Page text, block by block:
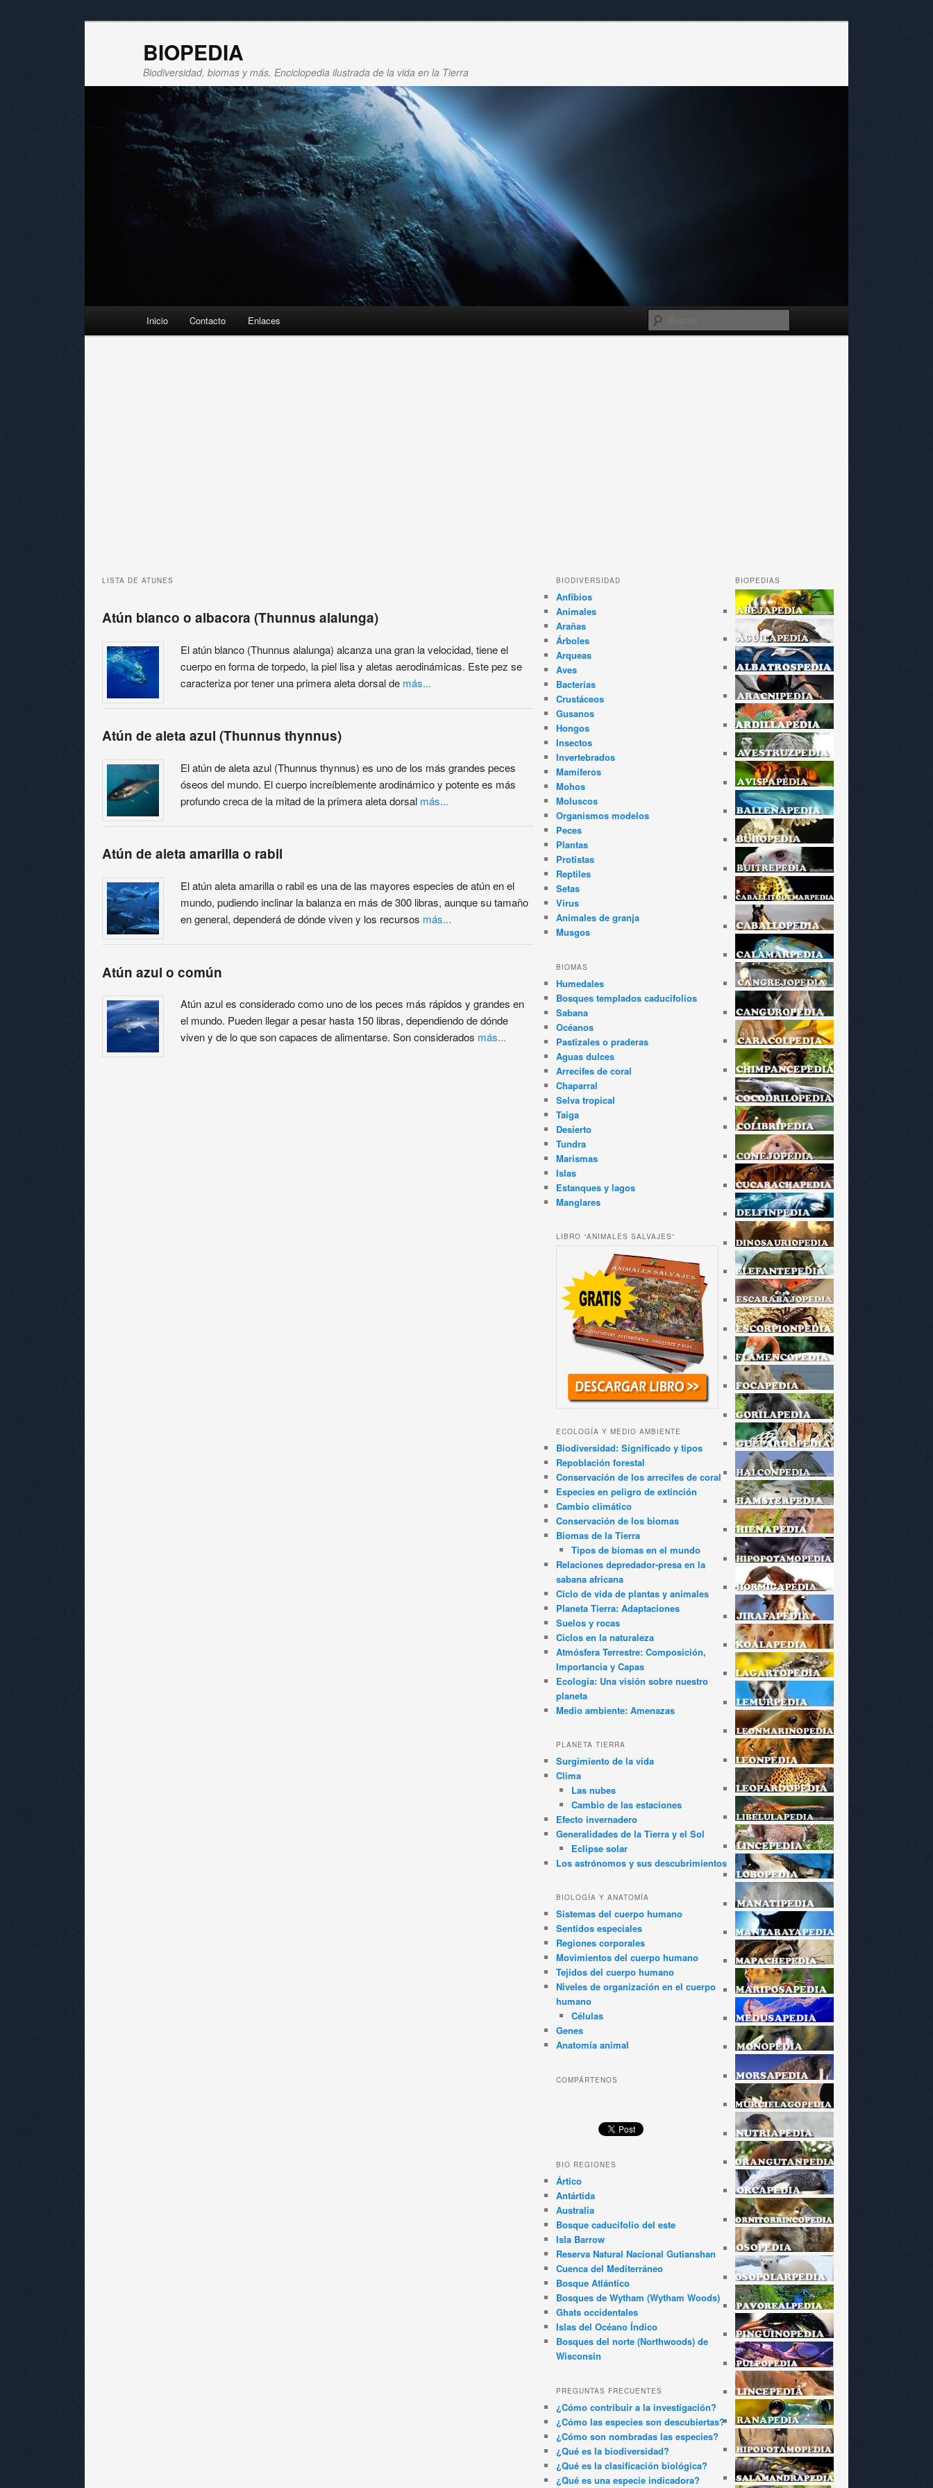
BIOPEDIA
Biodiversidad, biomas y más. Enciclopedia ilustrada de la vida en la Tierra
Ir al contenido principal
Ir al contenido secundario
Inicio Contacto Enlaces
LISTA DE ATUNES
Atún blanco o albacora (Thunnus alalunga)
El atún blanco (Thunnus alalunga) alcanza una gran la velocidad, tiene el
cuerpo en forma de torpedo, la piel lisa y aletas aerodinámicas. Este pez se
caracteriza por tener una primera aleta dorsal de más...
Atún de aleta azul (Thunnus thynnus)
El atún de aleta azul (Thunnus thynnus) es uno de los más grandes peces
óseos del mundo. El cuerpo increíblemente arodinámico y potente es más
profundo creca de la mitad de la primera aleta dorsal más...
Atún de aleta amarilla o rabil
El atún aleta amarilla o rabil es una de las mayores especies de atún en el
mundo, pudiendo inclinar la balanza en más de 300 libras, aunque su tamaño
en general, dependerá de dónde viven y los recursos más...
Atún azul o común
Atún azul es considerado como uno de los peces más rápidos y grandes en
el mundo. Pueden llegar a pesar hasta 150 libras, dependiendo de dónde
viven y de lo que son capaces de alimentarse. Son considerados más...
BIOPEDIAS
BIODIVERSIDAD
Anfibios
Animales
Arañas
Árboles
Arqueas
Aves
Bacterias
Crustáceos
Gusanos
Hongos
Insectos
Invertebrados
Mamíferos
Mohos
Moluscos
Organismos modelos
Peces
Plantas
Protistas
Reptiles
Setas
Virus
Animales de granja
Musgos
BIOMAS
Humedales
Bosques templados caducifolios
Sabana
Océanos
Pastizales o praderas
Aguas dulces
Arrecifes de coral
Chaparral
Selva tropical
Taiga
Desierto
Tundra
Marismas
Islas
Estanques y lagos
Manglares
LIBRO “ANIMALES SALVAJES”
ECOLOGÍA Y MEDIO AMBIENTE
Biodiversidad: Significado y tipos
Repoblación forestal
Conservación de los arrecifes de coral
Especies en peligro de extinción
Cambio climático
Conservación de los biomas
Biomas de la Tierra
Tipos de biomas en el mundo
Relaciones depredador-presa en la
sabana africana
Ciclo de vida de plantas y animales
Planeta Tierra: Adaptaciones
Suelos y rocas
Ciclos en la naturaleza
Atmósfera Terrestre: Composición,
Importancia y Capas
Ecología: Una visión sobre nuestro
planeta
Medio ambiente: Amenazas
PLANETA TIERRA
Surgimiento de la vida
Clima
Las nubes
Cambio de las estaciones
Efecto invernadero
Generalidades de la Tierra y el Sol
Eclipse solar
Los astrónomos y sus descubrimientos
BIOLOGÍA Y ANATOMÍA
Sistemas del cuerpo humano
Sentidos especiales
Regiones corporales
Movimientos del cuerpo humano
Tejidos del cuerpo humano
Niveles de organización en el cuerpo
humano
Células
Genes
Anatomía animal
COMPÁRTENOS
BIO REGIONES
Ártico
Antártida
Australia
Bosque caducifolio del este
Isla Barrow
Reserva Natural Nacional Gutianshan
Cuenca del Mediterráneo
Bosque Atlántico
Bosques de Wytham (Wytham Woods)
Ghats occidentales
Islas del Océano Índico
Bosques del norte (Northwoods) de
Wisconsin
PREGUNTAS FRECUENTES
¿Cómo contribuir a la investigación?
¿Cómo las especies son descubiertas?
¿Cómo son nombradas las especies?
¿Qué es la biodiversidad?
¿Qué es la clasificación biológica?
¿Qué es una especie indicadora?